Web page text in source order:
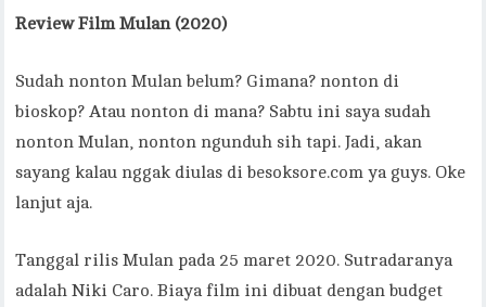
Review Film Mulan (2020)
Sudah nonton Mulan belum? Gimana? nonton di
bioskop? Atau nonton di mana? Sabtu ini saya sudah
nonton Mulan, nonton ngunduh sih tapi. Jadi, akan
sayang kalau nggak diulas di besoksore.com ya guys. Oke
lanjut aja.
Tanggal rilis Mulan pada 25 maret 2020. Sutradaranya
adalah Niki Caro. Biaya film ini dibuat dengan budget